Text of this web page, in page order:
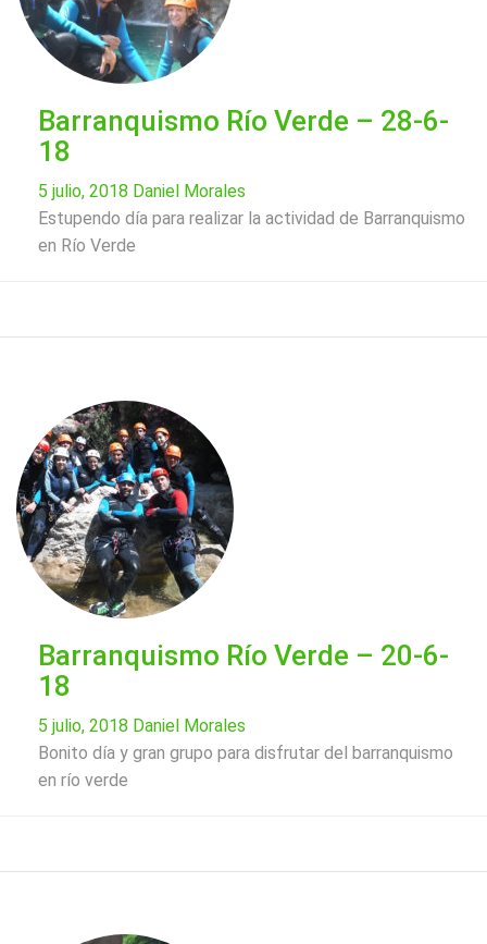
Barranquismo Río Verde – 28-6-
18
5 julio, 2018 Daniel Morales
Estupendo día para realizar la actividad de Barranquismo
en Río Verde
Barranquismo Río Verde – 20-6-
18
5 julio, 2018 Daniel Morales
Bonito día y gran grupo para disfrutar del barranquismo
en río verde